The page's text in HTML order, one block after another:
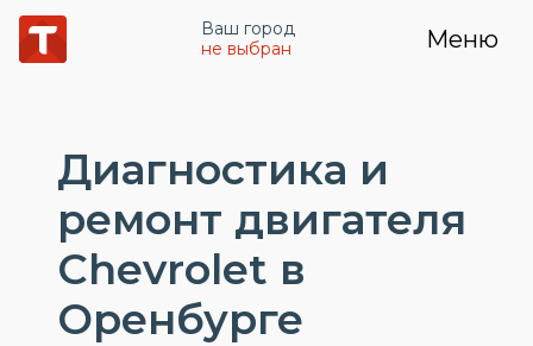
Ваш город
не выбран
Меню
Диагностика и
ремонт двигателя
Chevrolet в
Оренбурге